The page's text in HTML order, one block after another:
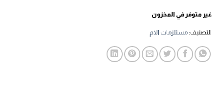
غير متوفر في المخزون
التصنيف:مستلزمات الام